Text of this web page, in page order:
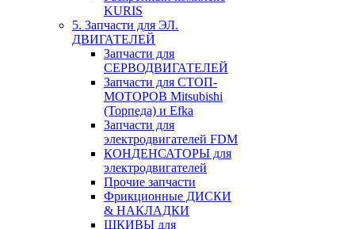
KURIS
5. Запчасти для ЭЛ.
ДВИГАТЕЛЕЙ
Запчасти для
СЕРВОДВИГАТЕЛЕЙ
Запчасти для СТОП-
МОТОРОВ Mitsubishi
(Торпеда) и Efka
Запчасти для
электродвигателей FDM
КОНДЕНСАТОРЫ для
электродвигателей
Прочие запчасти
Фрикционные ДИСКИ
& НАКЛАДКИ
ШКИВЫ для